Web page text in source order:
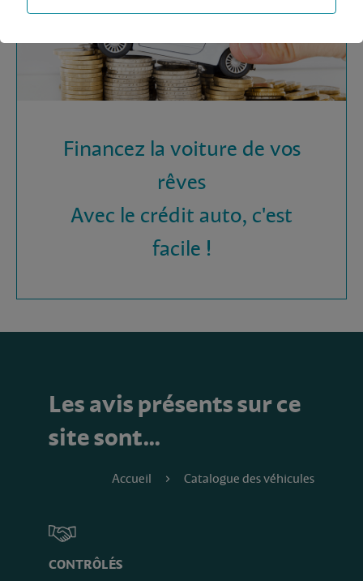
Financez la voiture de vos
rêves
Avec le crédit auto, c'est
facile !
Les avis présents sur ce
site sont…
Accueil Catalogue des véhicules
CONTRÔLÉS